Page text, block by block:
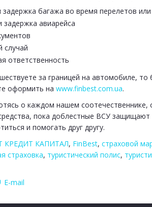
задержка багажа во время перелетов
задержка авиарейса
случай
ответственность
за границей на автомобиле,
оформить на www.finbest.com.ua.
о каждом нашем
пока доблестные ВСУ
и помогать друг другу.
КРЕДИТ КАПИТАЛ, FinBest, страховой
страховка, туристический полис,
E-mail